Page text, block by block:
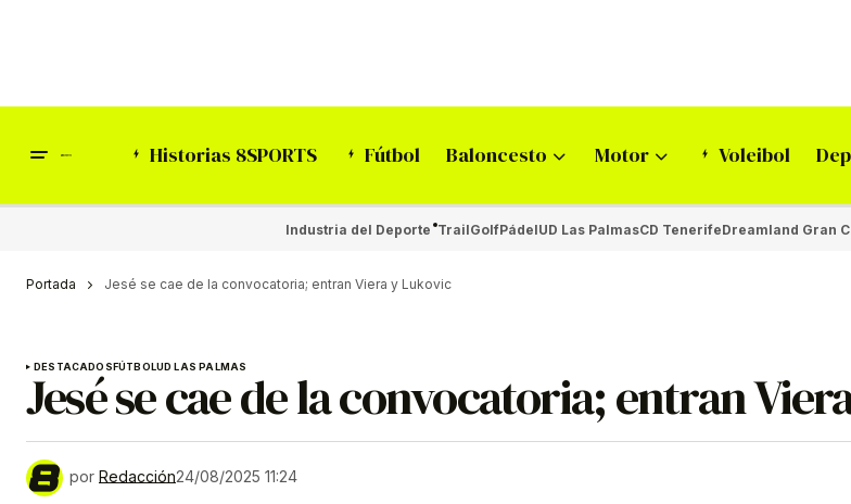
Historias 8SPORTS Fútbol Baloncesto Motor Voleibol
Industria del Deporte TrailGolfPádelUD Las PalmasCD TenerifeDreamland Gran
Portada Jesé se cae de la convocatoria; entran Viera y Lukovic
DESTACADOSFÚTBOLUD LAS PALMAS
Jesé se cae de la convocatoria; entran
por Redacción24/08/2025 11:24